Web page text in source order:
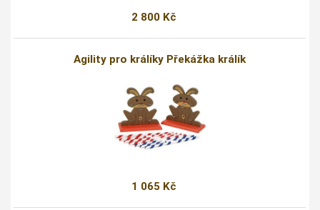
2 800 Kč
Agility pro králíky Překážka králík
1 065 Kč